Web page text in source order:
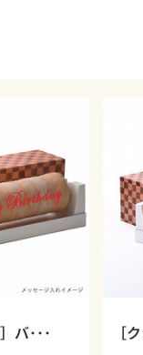
バ･･･ ［